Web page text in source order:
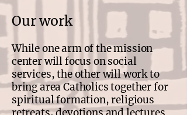
Our work
While one arm of the mission
center will focus on social
services, the other will work to
bring area Catholics together for
spiritual formation, religious